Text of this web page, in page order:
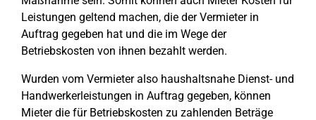
Leistungen geltend machen, die der Vermieter in
Auftrag gegeben hat und die im Wege der
Betriebskosten von ihnen bezahlt werden.
Wurden vom Vermieter also haushaltsnahe Dienst- und
Handwerkerleistungen in Auftrag gegeben, können
Mieter die für Betriebskosten zu zahlenden Beträge